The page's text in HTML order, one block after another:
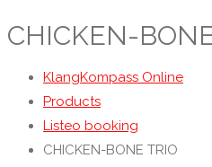
CHICKEN-
KlangKompass Online
Products
Listeo booking
CHICKEN-BONE TRIO